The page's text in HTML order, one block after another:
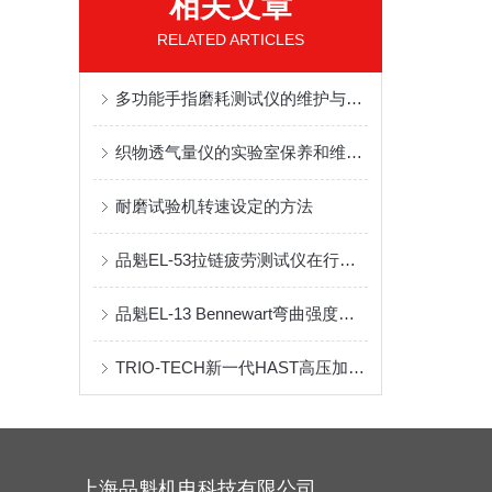
RELATED ARTICLES
多功能手指磨耗测试仪的维护与保养建议
织物透气量仪的实验室保养和维护的一些方法
耐磨试验机转速设定的方法
品魁EL-53拉链疲劳测试仪在行李箱拉链耐久性测试中的应用
品魁EL-13 Bennewart弯曲强度测试仪：符合多项国际标准的专业检测设备
TRIO-TECH新一代HAST高压加速老化测试系统